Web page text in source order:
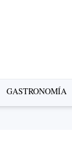
GASTRONOMÍA